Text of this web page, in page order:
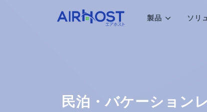
製品 ソリ
民泊・バケーション